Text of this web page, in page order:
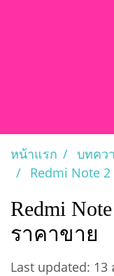
หน้าแรก บทคว
Redmi Note
Redmi
ราคาขาย
Last updated: 13